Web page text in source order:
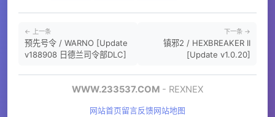
← 上一条
预先号令 / WARNO [Update
v188908 日德兰司令部DLC]
下一条 →
镇邪2 / HEXBREAKER II
[Update v1.0.20]
WWW.233537.COM - REXNEX
网站首页留言反馈网站地图